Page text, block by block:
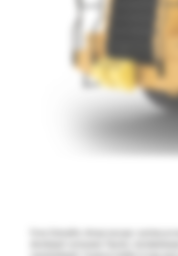
Firma Caterpillar oferuje maszyny i systemy